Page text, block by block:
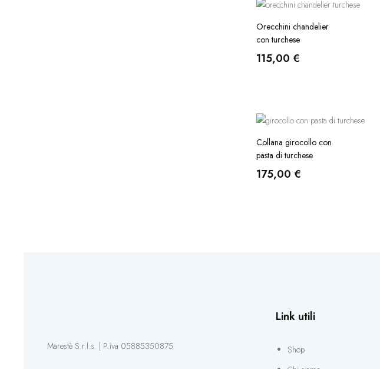
Orecchini chandelier
con turchese
115,00 €
Collana girocollo con
pasta di turchese
175,00 €
Marestè S.r.l.s. | P.iva 05885350875
Link utili
Shop